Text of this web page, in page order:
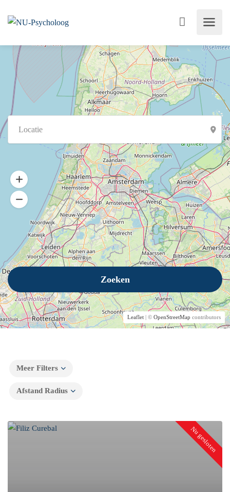
Leaflet | © OpenStreetMap contributors
Zoeken
Meer Filters
Afstand Radius
Nu gesloten